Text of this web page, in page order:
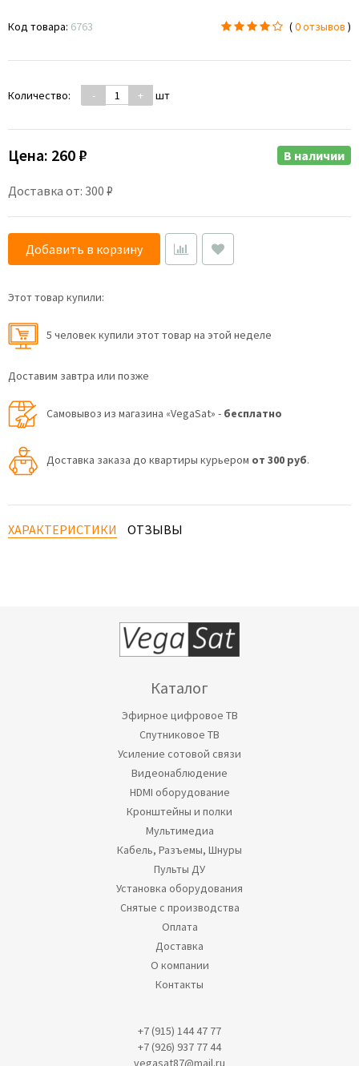
Код товара: 6763 (0 отзывов )
Количество: - + шт
Цена: 260 ₽
Доставка от: 300 ₽
В наличии
Добавить в корзину
Этот товар купили:
5 человек купили этот товар на этой неделе
Доставим завтра или позже
Самовывоз из магазина «VegaSat» - бесплатно
Доставка заказа до квартиры курьером от 300 руб.
ХАРАКТЕРИСТИКИ ОТЗЫВЫ
Каталог
Эфирное цифровое ТВ
Спутниковое ТВ
Усиление сотовой связи
Видеонаблюдение
HDMI оборудование
Кронштейны и полки
Мультимедиа
Кабель, Разъемы, Шнуры
Пульты ДУ
Установка оборудования
Снятые с производства
Оплата
Доставка
О компании
Контакты
+7 (915) 144 47 77
+7 (926) 937 77 44
vegasat87@mail.ru